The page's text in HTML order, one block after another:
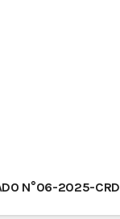
N°06-2025-CRD